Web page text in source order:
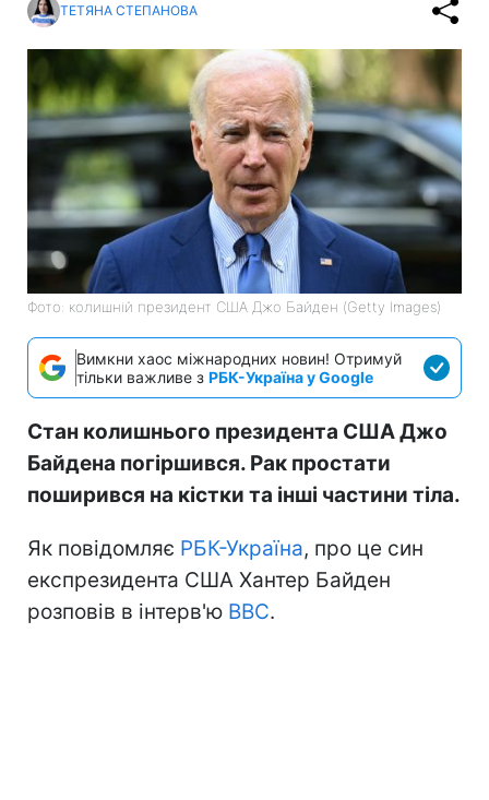
ТЕТЯНА СТЕПАНОВА
Фото: колишній президент США Джо Байден (Getty Images)
Вимкни хаос міжнародних новин! Отримуй
тільки важливе з РБК-Україна у Google
Стан колишнього президента США Джо
Байдена погіршився. Рак простати
поширився на кістки та інші частини тіла.
Як повідомляє РБК-Україна, про це син
експрезидента США Хантер Байден
розповів в інтерв'ю BBC.